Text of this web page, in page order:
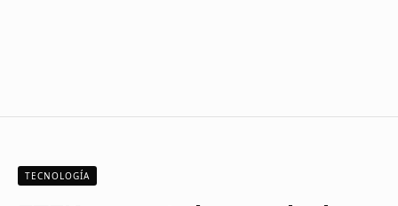
TECNOLOGÍA